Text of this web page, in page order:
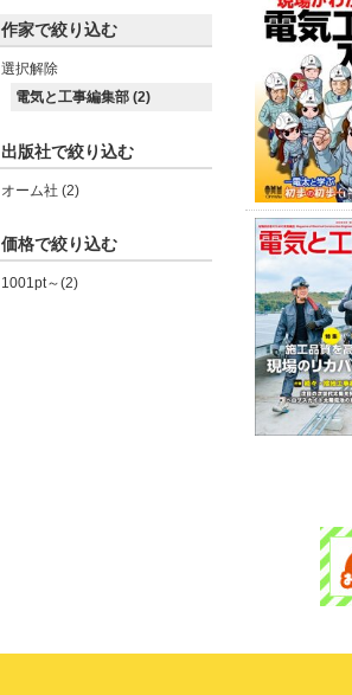
作家で絞り込む
選択解除
電気と工事編集部 (2)
出版社で絞り込む
オーム社 (2)
価格で絞り込む
1001pt～(2)